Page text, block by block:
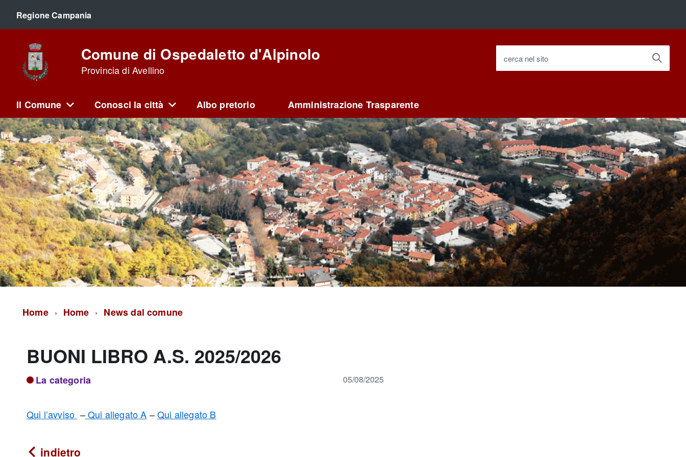
Regione Campania
Comune di Ospedaletto d'Alpinolo
Provincia di Avellino
cerca nel sito
Il Comune Conosci la città Albo pretorio Amministrazione Trasparente
Home Home News dal comune
BUONI LIBRO A.S. 2025/2026
La categoria 05/08/2025
Qui l’avviso –Qui allegato A –Qui allegato B
indietro